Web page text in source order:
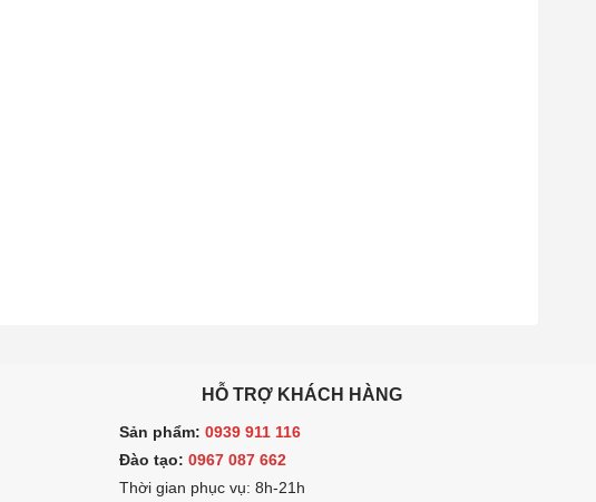
HỖ TRỢ KHÁCH HÀNG
Sản phẩm: 0939 911 116
Đào tạo: 0967 087 662
Thời gian phục vụ: 8h-21h